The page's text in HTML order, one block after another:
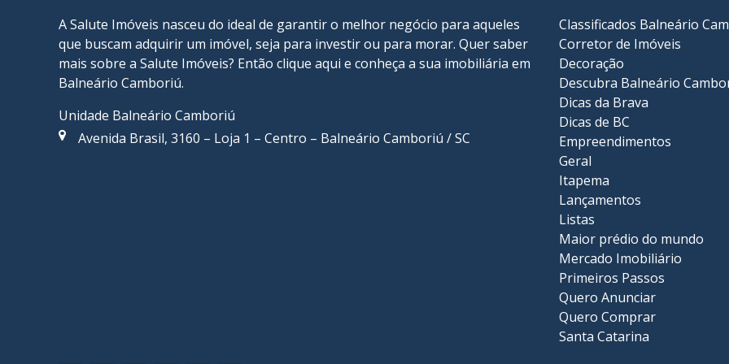
A Salute Imóveis nasceu do ideal de garantir o melhor negócio para aqueles
que buscam adquirir um imóvel, seja para investir ou para morar. Quer saber
mais sobre a Salute Imóveis? Então clique aqui e conheça a sua imobiliária em
Balneário Camboriú.
Unidade Balneário Camboriú
Avenida Brasil, 3160 – Loja 1 – Centro – Balneário Camboriú / SC
Classificados Balneário
Corretor de Imóveis
Decoração
Descubra Balneário
Dicas da Brava
Dicas de BC
Empreendimentos
Geral
Itapema
Lançamentos
Listas
Maior prédio do mundo
Mercado Imobiliário
Primeiros Passos
Quero Anunciar
Quero Comprar
Santa Catarina